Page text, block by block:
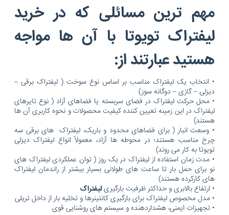
مهم ترین مسائلی که در خرید
لیفتراک تویوتا با آن ها مواجه
هستید عبارتند از:
• انتخاب یک لیفتراک مناسب بر اساس نوع سوخت ( لیفتراک برقی –
دیزلی – گازی – دوگانه سوز)
• محل حرکت لیفتراک در فضای سربسته یا فضاهای آزاد ( نوع تایرهای
لیفتراک در این زمینه تعیین کننده کیفیت محصولات و نحوه کاربری آن ها
هستند)
• وسعت انبار ( برای فضاهای محدود و باریک، لیفتراک های برقی سه
چرخ مناسب هستند؛ در محوطه ها آزاد، معمولاً انواع لیفتراک دیزلی
تویوتا به کار می روند)
• مدت زمان استفاده از لیفتراک در یک روز ( توان عملکردی لیفتراک های
نو برای حمل بار تا ساعت های طولانی بسیار بیشتر از راندمان لیفتراک
های کارکرده هستند)
• ارتفاع بالابری و حداکثر ظرفیت بارگیریلیفتراک
• مدل مخصوص لیفتراک برای بارگیری کانتینرها و تخلیه بار از داخل تریلی
• تجهیزات ایمنی، هشداردهنده و سیستم های روشنایی قوی